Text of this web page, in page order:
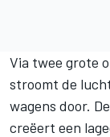
Via twee grote
stroomt de
wagens door.
creëert een